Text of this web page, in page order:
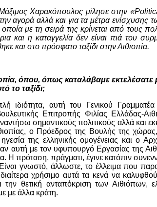
Χαρακόπουλος μίλησε στην
αγορά αλλά και για τα μέτρα
οποία με τη σειρά της κρίνεται από τους
και η καταγγελία δεν είναι πιά του
και στο πρόσφατο ταξίδι στην Αιθιοπία.
όπου, όπως καταλάβαμε
το ταξίδι;
ιδιότητα, αυτή του Γενικού Γραμματέα
Επιτροπής Φιλίας Ελλάδας-
σημαντικούς πολιτικούς αλλά και
ο Πρόεδρος της Βουλής της
της ελληνικής ομογένειας και ο
αυτή με τον υφυπουργό Εργασίας της
Η πρόταση, πράγματι, έγινε κατόπιν
γνωστό, άλλωστε, το έλλειμα που
χρήσιμο αυτά τα κενά να
την θετική ανταπόκριση των
με άλλα κράτη.